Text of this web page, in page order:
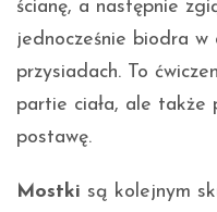
ścianę, a następnie
jednocześnie biodra
przysiadach. To
partie ciała, ale także
postawę.
Mostki są kolejnym